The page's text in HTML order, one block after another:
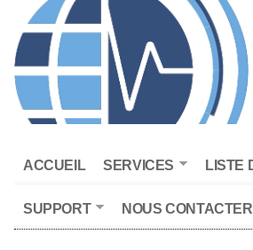
ACCUEIL SERVICES LISTE
SUPPORT NOUS CONTACTER